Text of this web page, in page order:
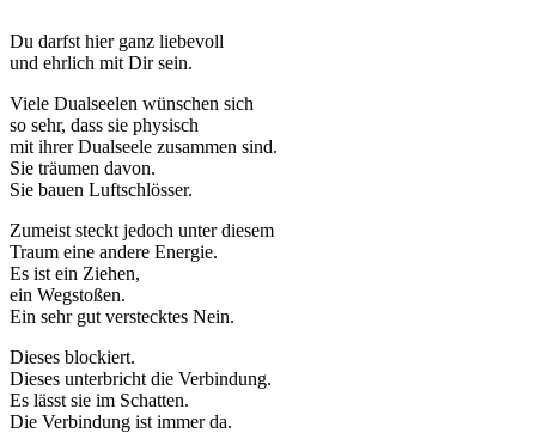
Du darfst hier ganz liebevoll
und ehrlich mit Dir sein.
Viele Dualseelen wünschen sich
so sehr, dass sie physisch
mit ihrer Dualseele zusammen sind.
Sie träumen davon.
Sie bauen Luftschlösser.
Zumeist steckt jedoch unter diesem
Traum eine andere Energie.
Es ist ein Ziehen,
ein Wegstoßen.
Ein sehr gut verstecktes Nein.
Dieses blockiert.
Dieses unterbricht die Verbindung.
Es lässt sie im Schatten.
Die Verbindung ist immer da.